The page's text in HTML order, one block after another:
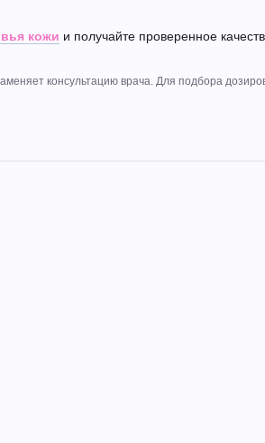
кожи и получайте проверенное
консультацию врача. Для подбора